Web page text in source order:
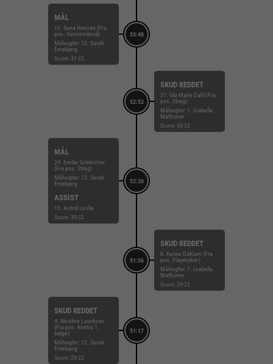
53:40
MÅL
10. Suna Hansen (Fra
pos. Gennembrud)
Målvogter: 12. Sarah
Ernebjerg
Score: 31-22
52:52
SKUD REDDET
31. Ida-Marie Dahl (Fra
pos. Streg)
Målvogter: 1. Isabella
Mathorne
Score: 30-22
52:26
MÅL
24. Emilie Schleicher
(Fra pos. Streg)
Målvogter: 12. Sarah
Ernebjerg
ASSIST
15. Astrid Leslie
Score: 30-22
51:56
SKUD REDDET
8. Karine Dahlum (Fra
pos. Playmaker)
Målvogter: 1. Isabella
Mathorne
Score: 29-22
51:17
SKUD REDDET
4. Nicoline Lauritsen
(Fra pos. Kontra 1.
bølge)
Målvogter: 12. Sarah
Ernebjerg
Score: 29-22